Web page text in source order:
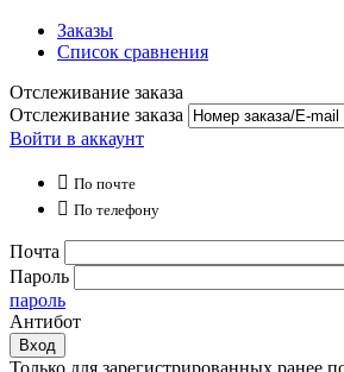
Заказы
Список сравнения
Отслеживание заказа
Отслеживание заказа
Войти в аккаунт
 По почте
 По телефону
Почта
Пароль
пароль
Антибот
Вход
Только для зарегистрированных ранее